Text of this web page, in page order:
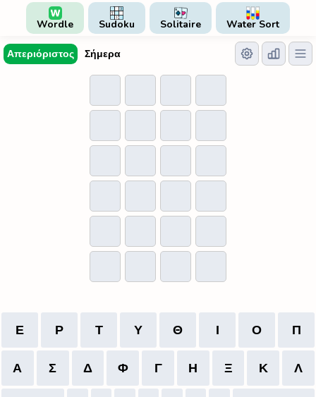
Wordle Sudoku Solitaire Water Sort
Απεριόριστος Σήμερα
Ε Ρ Τ Υ Θ Ι Ο Π
Α Σ Δ Φ Γ Η Ξ Κ Λ